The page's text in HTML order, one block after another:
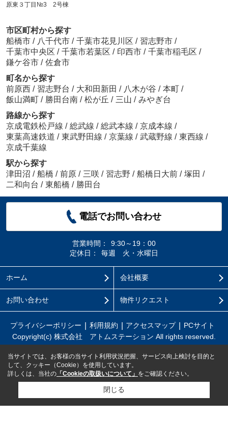
原東３丁目№3 2号棟
市区町村から探す
船橋市 / 八千代市 / 千葉市花見川区 / 習志野市 /
千葉市中央区 / 千葉市若葉区 / 印西市 / 千葉市稲毛区 /
鎌ケ谷市 / 佐倉市
町名から探す
前原西 / 習志野台 / 大和田新田 / 八木が谷 / 本町 /
飯山満町 / 勝田台南 / 松が丘 / 三山 / みやぎ台
路線から探す
京成電鉄松戸線 / 総武線 / 総武本線 / 京成本線 /
東葉高速鉄道 / 東武野田線 / 京葉線 / 武蔵野線 / 東西線 /
京成千葉線
駅から探す
津田沼 / 船橋 / 前原 / 三咲 / 習志野 / 船橋日大前 / 塚田 /
二和向台 / 東船橋 / 勝田台
電話でお問い合わせ
営業時間：
9:30～19：00
定休日：
毎週 火・水曜日
ホーム 会社概要
お問い合わせ 物件リクエスト
プライバシーポリシー 利用規約 アクセスマップ
PCサイト
Copyright(c) 株式会社 アトムステーション All rights reserved.
当サイトでは、お客様の当サイト利用状況把握、サービス向上検討を目的と
して、クッキー（Cookie）を使用しています。
詳しくは、当社の 「Cookieの取扱いについて」 をご確認ください。
閉じる